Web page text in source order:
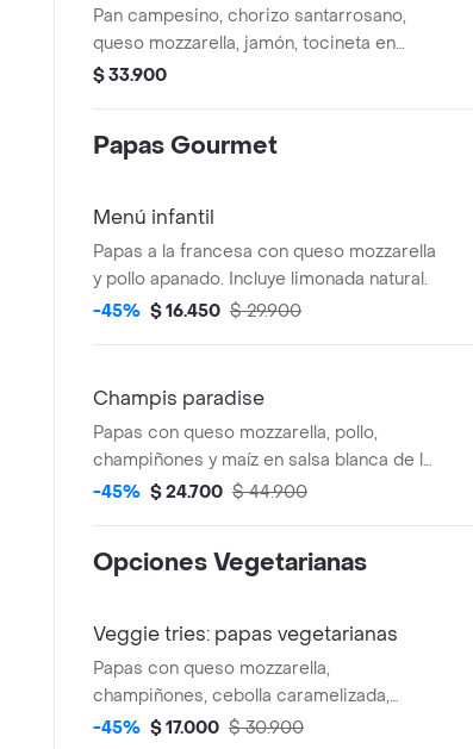
Pan campesino, chorizo santarrosano,
queso mozzarella, jamón, tocineta en
salsa blanca de la casa . acompañada de
$ 33.900
Papas Gourmet
Menú infantil
Papas a la francesa con queso mozzarella
y pollo apanado. Incluye limonada natural.
-45% $ 16.450 $ 29.900
Champis paradise
Papas con queso mozzarella, pollo,
champiñones y maíz en salsa blanca de la
casa.
-45% $ 24.700 $ 44.900
Opciones Vegetarianas
Veggie tries: papas vegetarianas
Papas con queso mozzarella,
champiñones, cebolla caramelizada,
maicitos, tomates cherry y la deliciosa
-45% $ 17.000 $ 30.900